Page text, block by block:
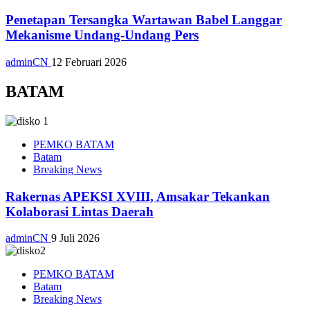
Penetapan Tersangka Wartawan Babel Langgar
Mekanisme Undang-Undang Pers
adminCN 12 Februari 2026
BATAM
PEMKO BATAM
Batam
Breaking News
Rakernas APEKSI XVIII, Amsakar Tekankan
Kolaborasi Lintas Daerah
adminCN 9 Juli 2026
PEMKO BATAM
Batam
Breaking News